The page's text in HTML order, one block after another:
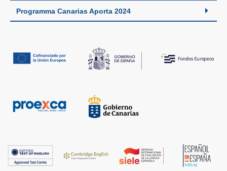
Programma Canarias Aporta 2024